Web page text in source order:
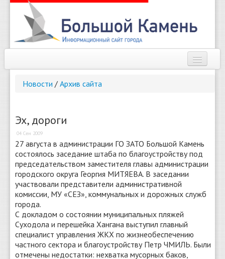
Справочник
Погода
О сайте
Найти
Новости / Архив сайта
Эх, дороги
04 Сен 2009
27 августа в администрации ГО ЗАТО Большой Камень
состоялось заседание штаба по благоустройству под
председательством заместителя главы администрации
городского округа Георгия МИТЯЕВА. В заседании
участвовали представители административной
комиссии, МУ «СЕЗ», коммунальных и дорожных служб
города.
С докладом о состоянии муниципальных пляжей
Суходола и перешейка Хангана выступил главный
специалист управления ЖКХ по жизнеобеспечению
частного сектора и благоустройству Петр ЧМИЛЬ. Были
отмечены недостатки: нехватка мусорных баков,